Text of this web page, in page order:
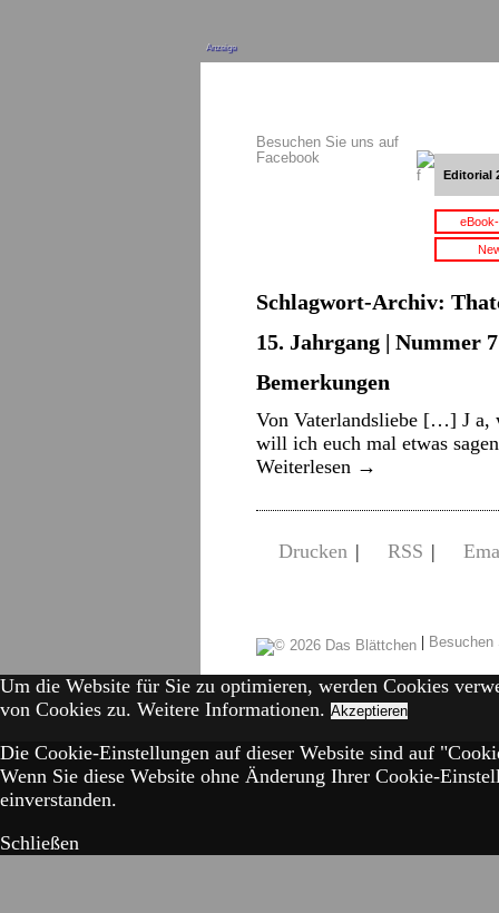
Anzeige
Besuchen Sie uns auf
Facebook
Editorial
Schlagwort-Archiv:
15. Jahrgang | Nummer
Bemerkungen
Von Vaterlandsliebe […] J
will ich euch mal etwas
Weiterlesen →
Drucken | RSS |
|
Um die Website für Sie zu optimieren, werden Cookies
von Cookies zu. Weitere Informationen. Akzeptieren
Die Cookie-Einstellungen auf dieser Website sind auf
Wenn Sie diese Website ohne Änderung Ihrer Cookie-
einverstanden.
Schließen